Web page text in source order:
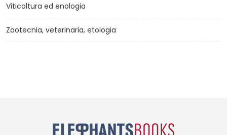
Viticoltura ed enologia
Zootecnia, veterinaria, etologia